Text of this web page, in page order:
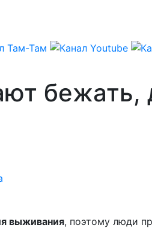
бежать,
выживания, поэтому люди